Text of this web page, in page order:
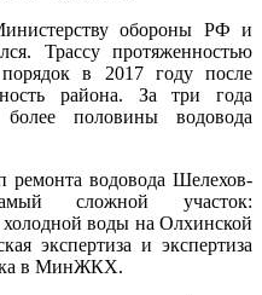
обороны РФ и
Трассу протяженностью
в 2017 году после
района. За три года
более половины водовода
ремонта водовода Шелехов-
сложной участок:
воды на Олхинской
экспертиза и экспертиза
в МинЖКХ.